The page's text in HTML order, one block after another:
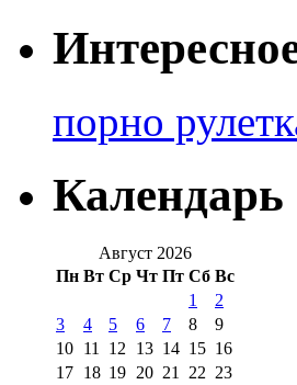
порно
Календарь
Август 2026
Пн Вт Ср Чт Пт Сб Вс
1
2
3
4 5 6 7 8
9
10 11 12 13 14 15 16
17 18 19 20 21 22 23